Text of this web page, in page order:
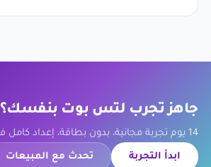
جاهز تجرب لتس بوت بنفسك؟
14 يوم تجربة مجانية، بدون بطاقة، إعداد كامل في أقل من ساعة.
ابدأ التجربة تحدث مع المبيعات